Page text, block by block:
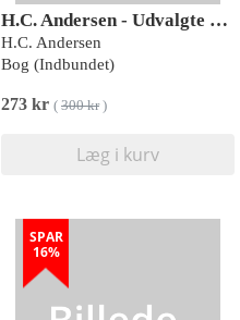
H.C. Andersen - Udvalgte eventyr
H.C. Andersen
Bog (Indbundet)
273 kr ( 300 kr)
Læg i kurv
SPAR
16%